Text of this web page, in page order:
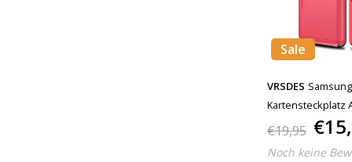
Sale
VRSDES
Kartensteckplatz
Red
€19,95
Noch keine